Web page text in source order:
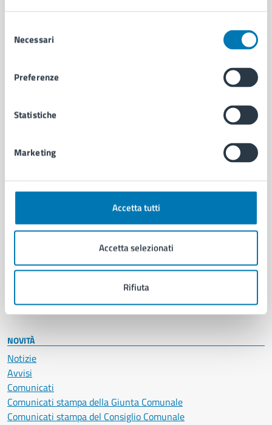
delNecessari
Preferenze
Statistiche
Marketing
Accetta tutti
Accetta selezionati
Rifiuta
Enti e fondazioni
Documenti e dati
Ambiente
Cultura e tempo libero
Educazione e formazione
Giustizia e sicurezza pubblica
Salute, benessere e assistenza
NOVITÀ
Notizie
Avvisi
Comunicati
Comunicati stampa della Giunta Comunale
Comunicati stampa del Consiglio Comunale